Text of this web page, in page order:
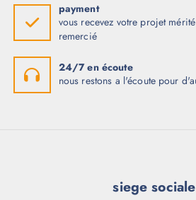
payment
vous recevez votre projet
remercié
24/7 en écoute
nous restons a l'écoute pour
siege